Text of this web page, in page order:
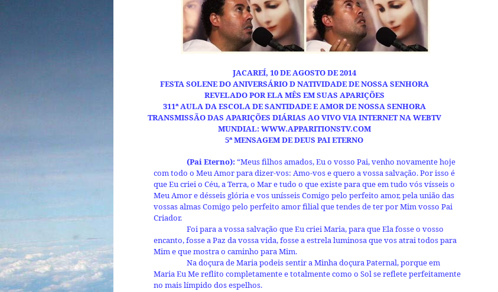
JACAREÍ, 10 DE AGOSTO DE 2014
FESTA SOLENE DO ANIVERSÁRIO D NATIVIDADE DE NOSSA SENHORA
REVELADO POR ELA MÊS EM SUAS APARIÇÕES
311ª AULA DA ESCOLA DE SANTIDADE E AMOR DE NOSSA SENHORA
TRANSMISSÃO DAS APARIÇÕES DIÁRIAS AO VIVO VIA INTERNET NA WEBTV
MUNDIAL: WWW.APPARITIONSTV.COM
5ª MENSAGEM DE DEUS PAI ETERNO
(Pai Eterno): “Meus filhos amados, Eu o vosso Pai, venho novamente hoje
com todo o Meu Amor para dizer-vos: Amo-vos e quero a vossa salvação. Por isso é
que Eu criei o Céu, a Terra, o Mar e tudo o que existe para que em tudo vós vísseis o
Meu Amor e désseis glória e vos unísseis Comigo pelo perfeito amor, pela união das
vossas almas Comigo pelo perfeito amor filial que tendes de ter por Mim vosso Pai
Criador.
Foi para a vossa salvação que Eu criei Maria, para que Ela fosse o vosso
encanto, fosse a Paz da vossa vida, fosse a estrela luminosa que vos atrai todos para
Mim e que mostra o caminho para Mim.
Na doçura de Maria podeis sentir a Minha doçura Paternal, porque em
Maria Eu Me reflito completamente e totalmente como o Sol se reflete perfeitamente
no mais límpido dos espelhos.